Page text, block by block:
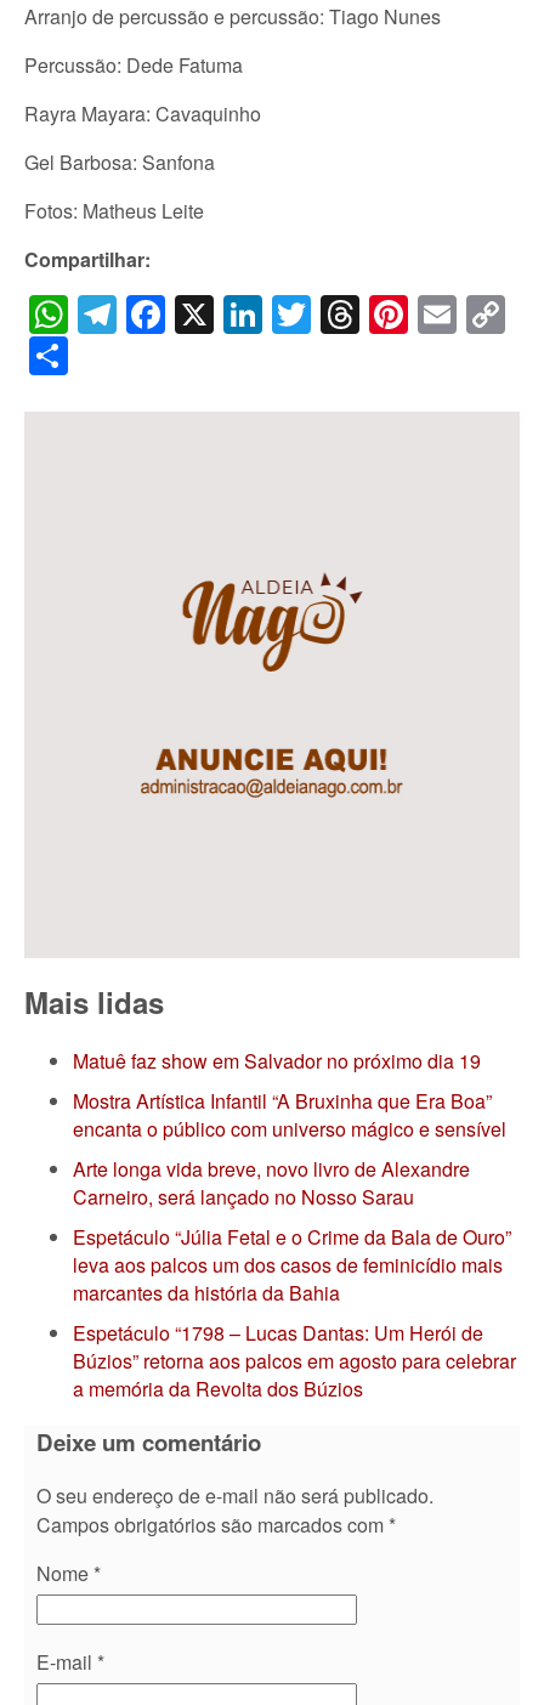
Arranjo de percussão e percussão: Tiago Nunes
Percussão: Dede Fatuma
Rayra Mayara: Cavaquinho
Gel Barbosa: Sanfona
Fotos: Matheus Leite
Compartilhar:
WhatsApp
Telegram
Facebook
X LinkedIn
Twitter
Threads
Mais lidas
Matuê faz show em Salvador no próximo dia 19
Mostra Artística Infantil “A Bruxinha que Era Boa”
encanta o público com universo mágico e sensível
Arte longa vida breve, novo livro de Alexandre
Carneiro, será lançado no Nosso Sarau
Espetáculo “Júlia Fetal e o Crime da Bala de Ouro”
leva aos palcos um dos casos de feminicídio mais
marcantes da história da Bahia
Espetáculo “1798 – Lucas Dantas: Um Herói de
Búzios” retorna aos palcos em agosto para celebrar
a memória da Revolta dos Búzios
Deixe um comentário
O seu endereço de e-mail não será publicado.
Campos obrigatórios são marcados com *
Nome *
E-mail *